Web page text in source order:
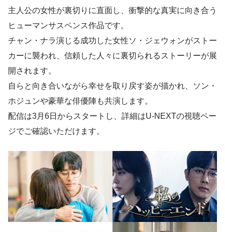
主人公の女性が裏切りに直面し、衝撃的な真実に向き合う
ヒューマンサスペンス作品です。
チャン・ナラ演じる成功した女性ソ・ジェウォンがストー
カーに襲われ、信頼した人々に裏切られるストーリーが展
開されます。
自らと向き合いながら幸せを取り戻す姿が描かれ、ソン・
ホジュンや豪華な俳優陣も共演します。
配信は3月6日からスタートし、詳細はU-NEXTの視聴ペー
ジでご確認いただけます。